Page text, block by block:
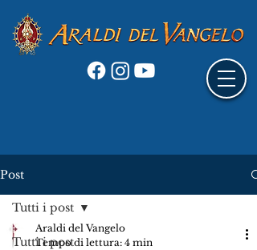
Post
Tutti i post
Tutti i post
Araldi del Vangelo
Tempo di lettura: 4 min